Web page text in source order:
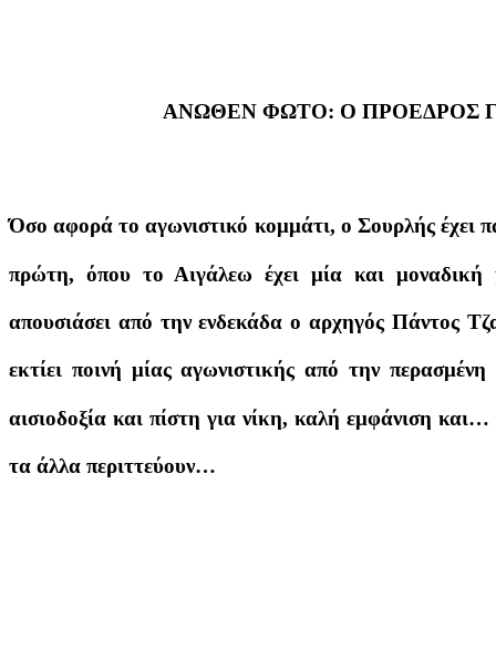
ΑΝΩΘΕΝ ΦΩΤΟ: Ο ΠΡΟΕΔΡΟΣ
Όσο αφορά το αγωνιστικό κομμάτι, ο Σουρλής έχει
πρώτη, όπου το Αιγάλεω έχει μία και
απουσιάσει από την ενδεκάδα ο αρχηγός Πάντος
εκτίει ποινή μίας αγωνιστικής από την
αισιοδοξία και πίστη για νίκη, καλή εμφάνιση
τα άλλα περιττεύουν…